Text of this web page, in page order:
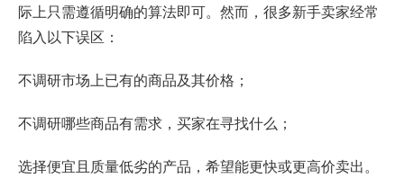
际上只需遵循明确的算法即可。然而，很多新手卖家经常
陷入以下误区：
不调研市场上已有的商品及其价格；
不调研哪些商品有需求，买家在寻找什么；
选择便宜且质量低劣的产品，希望能更快或更高价卖出。